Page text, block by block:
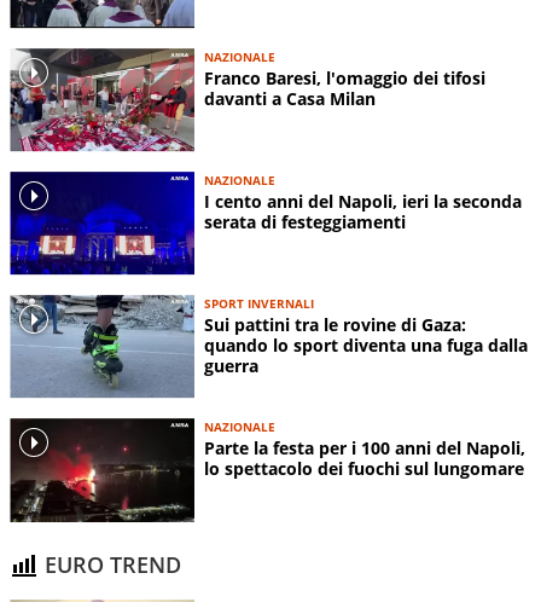
NAZIONALE
Franco Baresi, l'omaggio dei tifosi
davanti a Casa Milan
NAZIONALE
I cento anni del Napoli, ieri la seconda
serata di festeggiamenti
SPORT INVERNALI
Sui pattini tra le rovine di Gaza:
quando lo sport diventa una fuga dalla
guerra
NAZIONALE
Parte la festa per i 100 anni del Napoli,
lo spettacolo dei fuochi sul lungomare
EURO TREND